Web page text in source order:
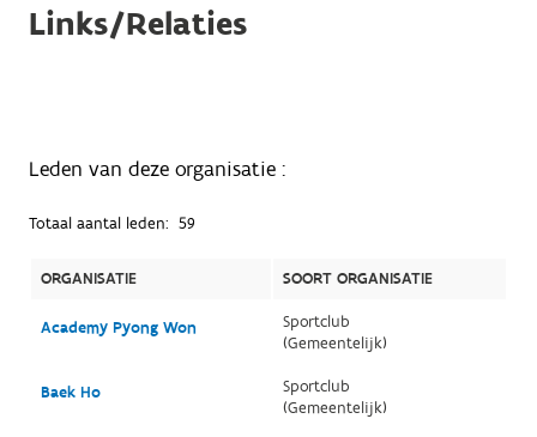
Links/Relaties
Leden van deze organisatie :
Totaal aantal leden: 59
ORGANISATIE SOORT ORGANISATIE
Academy Pyong Won
Sportclub
(Gemeentelijk)
Baek Ho
Sportclub
(Gemeentelijk)